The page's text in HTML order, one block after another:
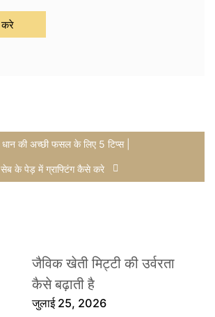
धान की अच्छी फसल के लिए 5 टिप्स |
सेब के पेड़ में ग्राफ्टिंग कैसे करे
जैविक खेती मिट्टी की उर्वरता
कैसे बढ़ाती है
जुलाई 25, 2026